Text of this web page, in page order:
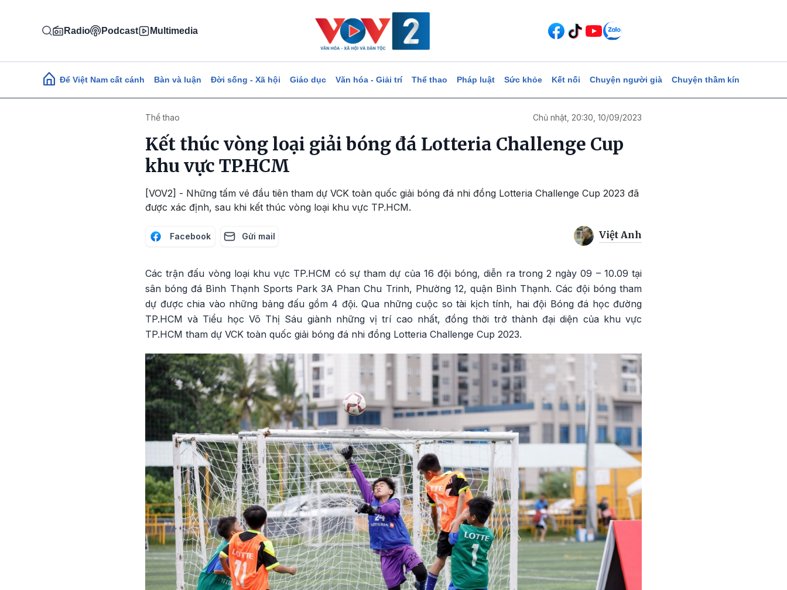
Radio Podcast Multimedia
Main navigation
Để Việt Nam cất cánh Bàn và luận Đời sống - Xã hội Giáo dục Văn hóa - Giải trí Thể thao Pháp luật Sức khỏe Kết nối Chuyện người già Chuyện thầm kín
Thể thao Chủ nhật, 20:30, 10/09/2023
Kết thúc vòng loại giải bóng đá Lotteria Challenge Cup
khu vực TP.HCM
[VOV2] - Những tấm vé đầu tiên tham dự VCK toàn quốc giải bóng đá nhi đồng Lotteria Challenge Cup 2023 đã
được xác định, sau khi kết thúc vòng loại khu vực TP.HCM.
Facebook Gửi mail Việt Anh
Các trận đấu vòng loại khu vực TP.HCM có sự tham dự của 16 đội bóng, diễn ra trong 2 ngày 09 – 10.09 tại
sân bóng đá Bình Thạnh Sports Park 3A Phan Chu Trinh, Phường 12, quận Bình Thạnh. Các đội bóng tham
dự được chia vào những bảng đấu gồm 4 đội. Qua những cuộc so tài kịch tính, hai đội Bóng đá học đường
TP.HCM và Tiểu học Võ Thị Sáu giành những vị trí cao nhất, đồng thời trở thành đại diện của khu vực
TP.HCM tham dự VCK toàn quốc giải bóng đá nhi đồng Lotteria Challenge Cup 2023.